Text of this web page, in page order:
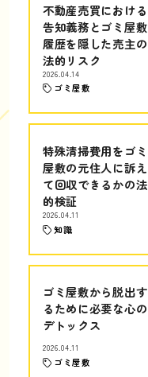
不動産売買における
告知義務とゴミ屋敷
履歴を隠した売主の
法的リスク
2026.04.14
ゴミ屋敷
特殊清掃費用をゴミ
屋敷の元住人に訴え
て回収できるかの法
的検証
2026.04.11
知識
ゴミ屋敷から脱出す
るために必要な心の
デトックス
2026.04.11
ゴミ屋敷